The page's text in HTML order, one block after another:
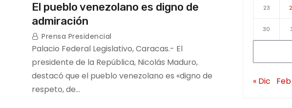
El pueblo venezolano es digno de
admiración
Prensa Presidencial
Palacio Federal Legislativo, Caracas.- El
presidente de la República, Nicolás Maduro,
destacó que el pueblo venezolano es «digno de
respeto, de…
23
30
« Dic Feb